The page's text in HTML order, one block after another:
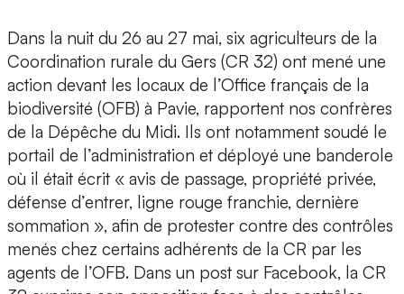
Dans la nuit du 26 au 27 mai, six agriculteurs de la
Coordination rurale du Gers (CR 32) ont mené une
action devant les locaux de l’Office français de la
biodiversité (OFB) à Pavie, rapportent nos confrères
de la Dépêche du Midi. Ils ont notamment soudé le
portail de l’administration et déployé une banderole
où il était écrit « avis de passage, propriété privée,
défense d’entrer, ligne rouge franchie, dernière
sommation », afin de protester contre des contrôles
menés chez certains adhérents de la CR par les
agents de l’OFB. Dans un post sur Facebook, la CR